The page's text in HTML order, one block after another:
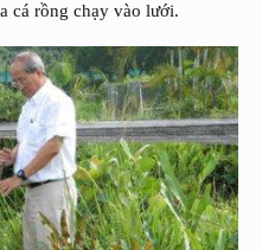
cá rồng chạy vào lưới.